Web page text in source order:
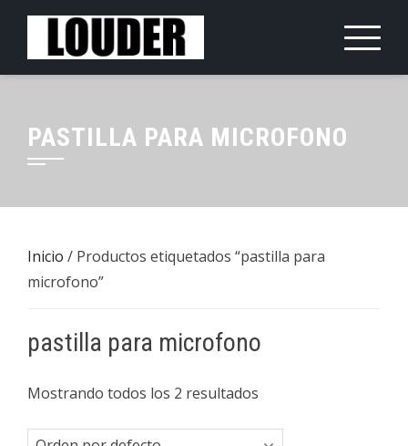
Saltar
contenido
PASTILLA PARA MICROFONO
Inicio / Productos etiquetados “pastilla para
microfono”
pastilla para microfono
Mostrando todos los 2 resultados